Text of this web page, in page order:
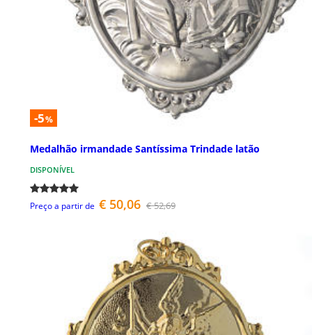
-5%
Medalhão irmandade Santíssima Trindade latão
DISPONÍVEL
Preço a partir de € 50,06 € 52,69